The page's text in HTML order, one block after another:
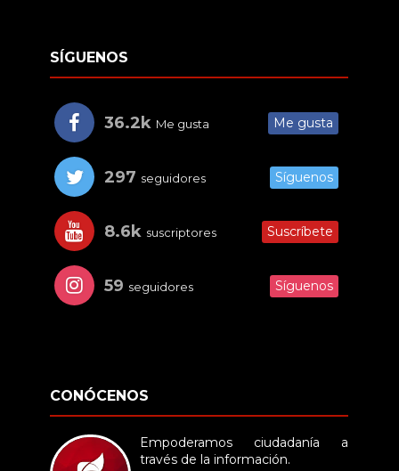
SÍGUENOS
36.2k Me gusta Me gusta
297 seguidores Síguenos
8.6k suscriptores Suscríbete
59 seguidores Síguenos
CONÓCENOS
Empoderamos ciudadanía a
través de la información.